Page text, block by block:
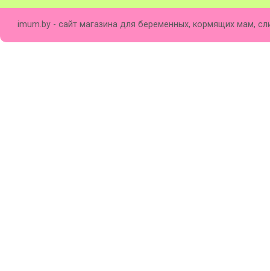
imum.by - сайт магазина для беременных, кормящих мам,